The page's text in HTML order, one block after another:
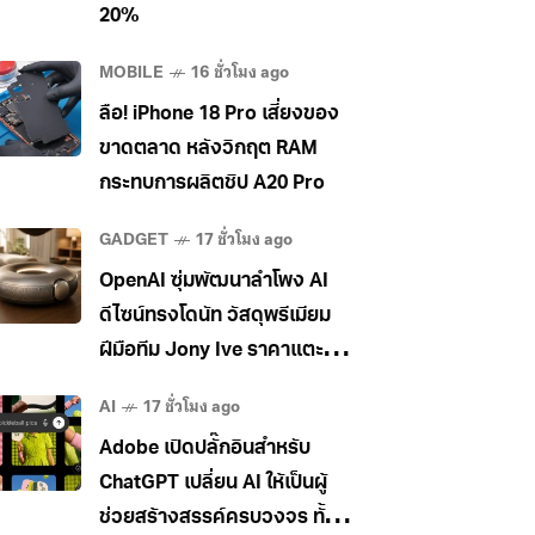
20%
MOBILE 16 ชั่วโมง ago
ลือ! iPhone 18 Pro เสี่ยงของ
ขาดตลาด หลังวิกฤต RAM
กระทบการผลิตชิป A20 Pro
GADGET 17 ชั่วโมง ago
OpenAI ซุ่มพัฒนาลำโพง AI
ดีไซน์ทรงโดนัท วัสดุพรีเมียม
ฝีมือทีม Jony Ive ราคาแตะ
AI 17 ชั่วโมง ago
Adobe เปิดปลั๊กอินสำหรับ
ChatGPT เปลี่ยน AI ให้เป็นผู้
ช่วยสร้างสรรค์ครบวงจร ทั้ง